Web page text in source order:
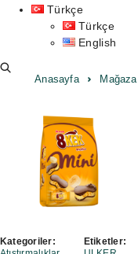
Türkçe
Türkçe
English
Anasayfa Mağaza
Kategoriler:
Etiketler: